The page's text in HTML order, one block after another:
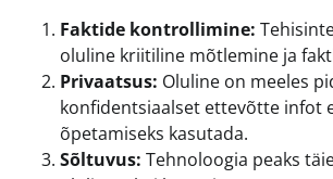
Faktide kontrollimine:
oluline kriitiline mõtlemine ja
Privaatsus: Oluline on meeles
konfidentsiaalset ettevõtte infot
õpetamiseks kasutada.
Sõltuvus: Tehnoloogia peaks